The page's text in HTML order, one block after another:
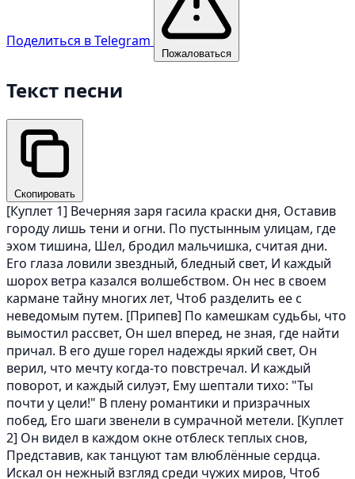
Поделиться в Telegram
Пожаловаться
Текст песни
Скопировать
[Куплет 1] Вечерняя заря гасила краски дня, Оставив
городу лишь тени и огни. По пустынным улицам, где
эхом тишина, Шел, бродил мальчишка, считая дни.
Его глаза ловили звездный, бледный свет, И каждый
шорох ветра казался волшебством. Он нес в своем
кармане тайну многих лет, Чтоб разделить ее с
неведомым путем. [Припев] По камешкам судьбы, что
вымостил рассвет, Он шел вперед, не зная, где найти
причал. В его душе горел надежды яркий свет, Он
верил, что мечту когда-то повстречал. И каждый
поворот, и каждый силуэт, Ему шептали тихо: "Ты
почти у цели!" В плену романтики и призрачных
побед, Его шаги звенели в сумрачной метели. [Куплет
2] Он видел в каждом окне отблеск теплых снов,
Представив, как танцуют там влюблённые сердца.
Искал он нежный взгляд среди чужих миров, Чтоб